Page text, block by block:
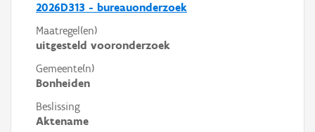
2026D313 - bureauonderzoek
Maatregel(en)
uitgesteld vooronderzoek
Gemeente(n)
Bonheiden
Beslissing
Aktename